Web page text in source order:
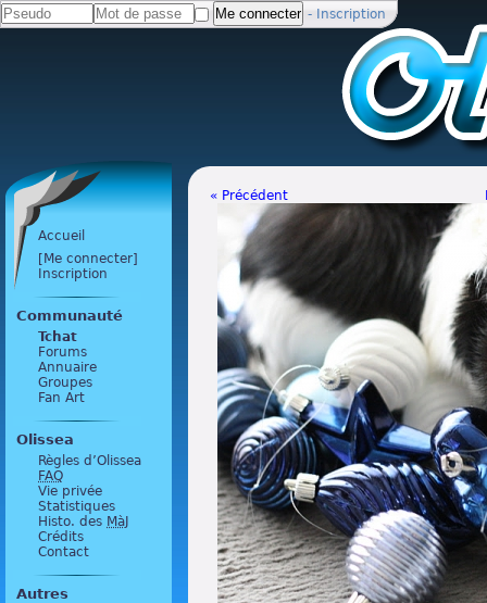
- Inscription
Accueil
[Me connecter]
Inscription
Communauté
Tchat
Forums
Annuaire
Groupes
Fan Art
Olissea
Règles d’Olissea
FAQ
Vie privée
Statistiques
Histo. des MàJ
Crédits
Contact
Autres
« Précédent